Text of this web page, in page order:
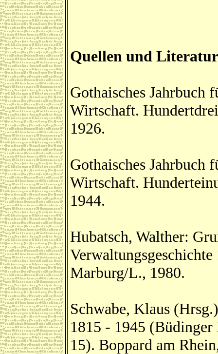
Quellen und Literatur
Gothaisches Jahrbuch
Wirtschaft.
1926.
Gothaisches Jahrbuch
Wirtschaft.
1944.
Hubatsch, Walther:
Marburg/L., 1980.
Schwabe, Klaus
1815 - 1945 (Büdinger
15). Boppard am